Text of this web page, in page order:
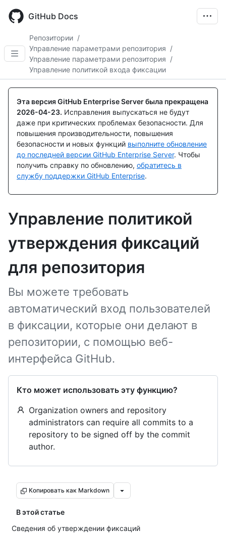
main
GitHub Docs
Репозитории /
Управление параметрами репозитория /
Управление параметрами репозитория /
Управление политикой входа фиксации
Эта версия GitHub Enterprise Server была прекращена
2026-04-23. Исправления выпускаться не будут
даже при критических проблемах безопасности. Для
повышения производительности, повышения
безопасности и новых функций выполните обновление
до последней версии GitHub Enterprise Server. Чтобы
получить справку по обновлению, обратитесь в
службу поддержки GitHub Enterprise.
Управление политикой
утверждения фиксаций
для репозитория
Вы можете требовать
автоматический вход пользователей
в фиксации, которые они делают в
репозитории, с помощью веб-
интерфейса GitHub.
Кто может использовать эту функцию?
Organization owners and repository
administrators can require all commits to a
repository to be signed off by the commit
author.
Копировать как Markdown
В этой статье
Сведения об утверждении фиксаций